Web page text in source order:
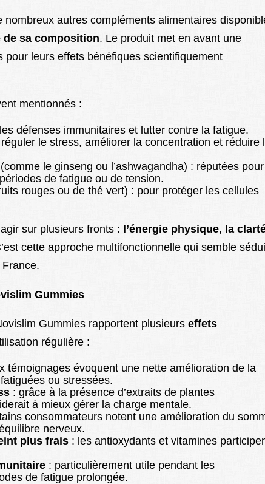
autres compléments alimentaires
de sa composition. Le produit met en avant une
pour leurs effets bénéfiques scientifiquement
mentionnés :
défenses immunitaires et lutter contre la fatigue.
le stress, améliorer la concentration et réduire
(comme le ginseng ou l’ashwagandha) : réputées pour
de fatigue ou de tension.
rouges ou de thé vert) : pour protéger les cellules
sur plusieurs fronts : l’énergie physique, la
cette approche multifonctionnelle qui semble
Gummies
Gummies rapportent plusieurs effets
régulière :
témoignages évoquent une nette amélioration de la
ou stressées.
: grâce à la présence d’extraits de plantes
à mieux gérer la charge mentale.
consommateurs notent une amélioration du
nerveux.
plus frais : les antioxydants et vitamines
: particulièrement utile pendant les
de fatigue prolongée.